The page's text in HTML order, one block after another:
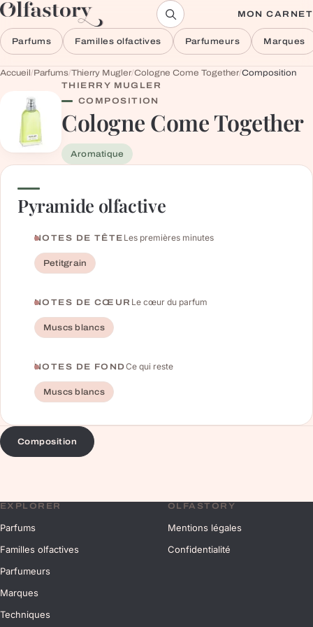
Aller au contenu MON CARNET
Parfums Familles olfactives Parfumeurs Marques
Accueil/Parfums/Thierry Mugler/Cologne Come Together/Composition
THIERRY MUGLER
COMPOSITION
Cologne Come Together
Aromatique
Pyramide olfactive
NOTES DE TÊTE Les premières minutes
Petitgrain
NOTES DE CŒUR Le cœur du parfum
Muscs blancs
NOTES DE FONDCe qui reste
Muscs blancs
Composition
EXPLORER
Parfums
Familles olfactives
Parfumeurs
Marques
Techniques
OLFASTORY
Mentions légales
Confidentialité